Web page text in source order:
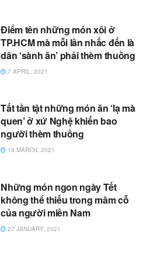
Điểm tên những món xôi ở
TP.HCM mà mỗi lần nhắc đến là
dân ‘sành ăn’ phải thèm thuồng
7 APRIL, 2021
Tất tần tật những món ăn ‘lạ mà
quen’ ở xứ Nghệ khiến bao
người thèm thuồng
15 MARCH, 2021
Những món ngon ngày Tết
không thể thiếu trong mâm cỗ
của người miền Nam
27 JANUARY, 2021